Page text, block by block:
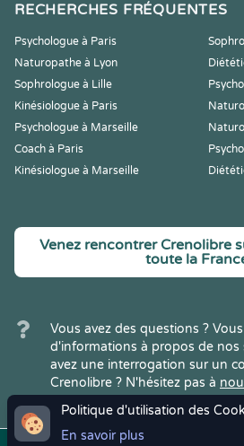
Politique d'utilisation des
En savoir plus
RECHERCHES FRÉQUENTES
Psychologue à Paris
Naturopathe à Lyon
Sophrologue à Lille
Kinésiologue à Paris
Psychologue à Marseille
Coach à Paris
Kinésiologue à Marseille
Venez rencontrer Crenolibre
toute la
Vous avez des questions ?
d'informations à propos de nos
avez une interrogation sur un
Crenolibre ? N'hésitez pas à